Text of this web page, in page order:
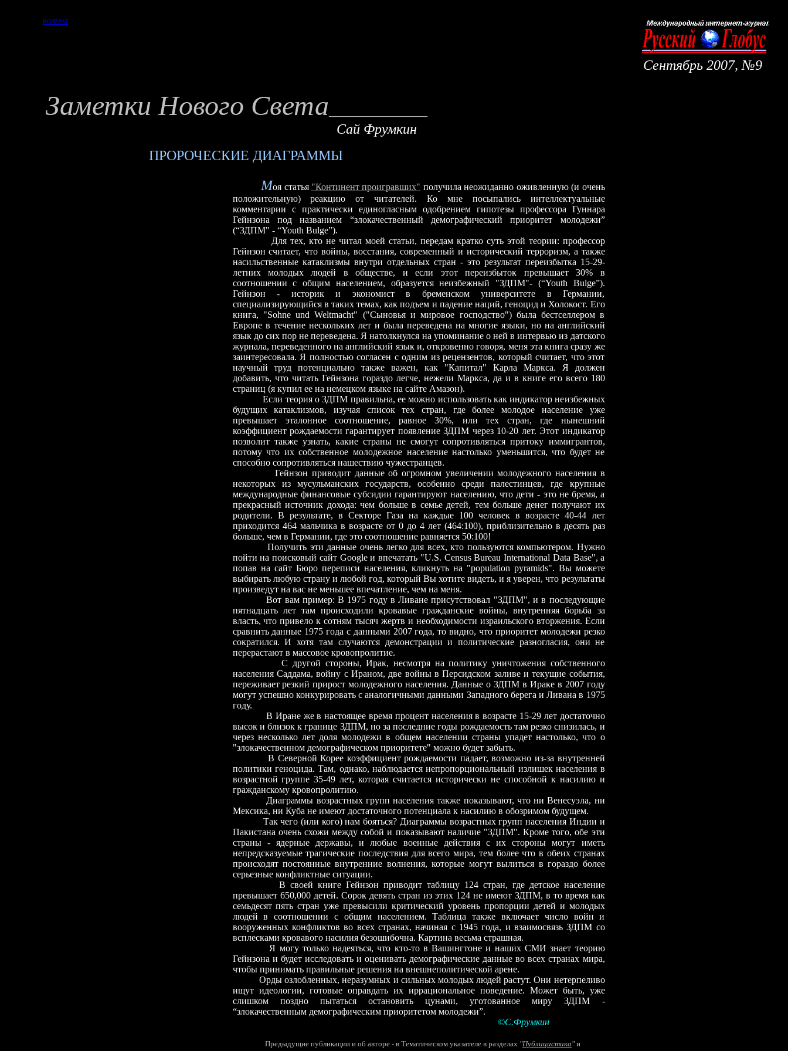
ВОЗВРАТ
Сентябрь 2007, №9
Заметки Нового Света
Сай Фрумкин
ПРОРОЧЕСКИЕ ДИАГРАММЫ
Моя статья "Континент проигравших" получила неожиданно оживленную (и очень
положительную) реакцию от читателей. Ко мне посыпалисьинтеллектуальные
комментарии с практически единогласным одобрением гипотезы профессора Гуннара
Гейнзона под названием “злокачественный демографический приоритет молодежи”
(“ЗДПМ" -“Youth Bulge”).
Для тех, кто не читал моей статьи, передам кратко суть этой теории: профессор
Гейнзон считает, что войны, восстания, современный и исторический терроризм, а также
насильственные катаклизмы внутри отдельных стран - это результат переизбытка 15-29-
летних молодых людей в обществе, и если этот переизбыток превышает 30% в
соотношении с общим населением, образуется неизбежный "ЗДПМ"- (“Youth Bulge”).
Гейнзон - историк и экономист в бременском университете в Германии,
специализирующийся в таких темах, как подъем и падение наций, геноцид и Холокост. Его
книга, "Sоhne und Weltmacht" ("Сыновья и мировое господство") была бестселлером в
Европе в течение нескольких лет и была переведена на многие языки, но на английский
язык до сих пор не переведена. Я натолкнулся на упоминание о ней в интервью из датского
журнала, переведенного на английский язык и, откровенно говоря, меня эта книга сразу же
заинтересовала. Я полностью согласен с одним из рецензентов, который считает, что этот
научный труд потенциально также важен, как "Капитал" Карла Маркса. Я должен
добавить, что читать Гейнзона гораздо легче, нежели Маркса, да и в книге его всего 180
страниц (я купил ее на немецком языке на сайте Амазон).
Если теория о ЗДПМ правильна, ее можно использовать как индикатор неизбежных
будущих катаклизмов, изучая список тех стран, где более молодое население уже
превышает эталонное соотношение, равное 30%, или тех стран, где нынешний
коэффициент рождаемости гарантирует появление ЗДПМ через 10-20 лет. Этот индикатор
позволит также узнать, какие страны не смогут сопротивляться притоку иммигрантов,
потому что их собственное молодежное население настолько уменьшится, что будет не
способно сопротивляться нашествию чужестранцев.
Гейнзон приводит данные об огромном увеличении молодежного населения в
некоторых из мусульманских государств, особенно среди палестинцев, где крупные
международные финансовые субсидии гарантируют населению, что дети - это не бремя, а
прекрасный источник дохода: чем больше в семье детей, тем больше денег получают их
родители. В результате, в Секторе Газа на каждые 100 человек в возрасте 40-44 лет
приходится 464 мальчика в возрасте от 0 до 4 лет (464:100), приблизительно в десять раз
больше, чем в Германии, где это соотношение равняется 50:100!
Получить эти данные очень легко для всех, кто пользуются компьютером. Нужно
пойти на поисковый сайт Google и впечатать "U.S. Census Bureau International Data Вase", а
попав на сайт Бюро переписи населения, кликнуть на "population pyramids". Вы можете
выбирать любую страну и любой год, который Вы хотите видеть, и я уверен, что результаты
произведут на вас не меньшее впечатление, чем на меня.
Вот вам пример: В 1975 году в Ливане присутствовал "ЗДПМ", и в последующие
пятнадцать лет там происходили кровавые гражданские войны, внутренняя борьба за
власть, что привело к сотням тысяч жертв и необходимости израильского вторжения. Если
сравнить данные 1975 года с данными 2007 года, то видно, что приоритет молодежи резко
сократился. И хотя там случаются демонстрации и политические разногласия, они не
перерастают в массовое кровопролитие.
С другой стороны, Ирак, несмотря на политику уничтожения собственного
населения Саддама, войну с Ираном, две войны в Персидском заливе и текущие события,
переживает резкий прирост молодежного населения. Данные о ЗДПМ в Ираке в 2007 году
могут успешно конкурировать с аналогичными данными Западного берега и Ливана в 1975
году.
В Иране же в настоящее время процент населения в возрасте 15-29 лет достаточно
высок и близок к границе ЗДПМ, но за последние годы рождаемость там резко снизилась, и
через несколько лет доля молодежи в общем населении страны упадет настолько, что о
"злокачественном демографическом приоритете" можно будет забыть.
В Северной Корее коэффициент рождаемости падает, возможно из-за внутренней
политики геноцида. Там, однако, наблюдается непропорциональный излишек населения в
возрастной группе 35-49 лет, которая считается исторически не способной к насилию и
гражданскому кровопролитию.
Диаграммы возрастных групп населения также показывают, что ни Венесуэла, ни
Мексика, ни Куба не имеют достаточного потенциала к насилию в обозримом будущем.
Так чего (или кого) нам бояться? Диаграммы возрастных групп населения Индии и
Пакистана очень схожи между собой и показывают наличие "ЗДПМ". Кроме того, обе эти
страны - ядерные державы, и любые военные действия с их стороны могут иметь
непредсказуемые трагические последствия для всего мира, тем более что в обеих странах
происходят постоянные внутренние волнения, которые могут вылиться в гораздо более
серьезные конфликтные ситуации.
В своей книге Гейнзон приводит таблицу 124 стран, где детское население
превышает 650,000 детей. Сорок девять стран из этих 124 не имеют ЗДПМ, в то время как
семьдесят пять стран уже превысили критический уровень пропорции детей и молодых
людей в соотношении с общим населением. Таблица также включает число войн и
вооруженных конфликтов во всех странах, начиная с 1945 года, и взаимосвязь ЗДПМ со
всплесками кровавого насилия безошибочна. Картина весьма страшная.
Я могу только надеяться, что кто-то в Вашингтоне и наших СМИ знает теорию
Гейнзона и будет исследовать и оценивать демографические данные во всех странах мира,
чтобы принимать правильные решения на внешнеполитической арене.
Орды озлобленных, неразумных и сильных молодых людей растут. Они нетерпеливо
ищут идеологии, готовые оправдать их иррациональное поведение. Может быть, уже
слишком поздно пытаться остановить цунами, уготованное миру ЗДПМ -
“злокачественным демографическим приоритетом молодежи”.
©С.Фрумкин
Предыдущие публикации и об авторе - в Тематическом указателе в разделах "Публицистика"и